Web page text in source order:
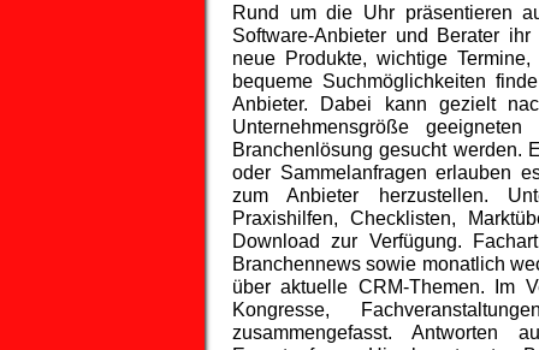
Rund um die Uhr präsentieren
Software-Anbieter und Berater
neue Produkte, wichtige
bequeme Suchmöglichkeiten
Anbieter. Dabei kann gezielt
Unternehmensgröße
Branchenlösung gesucht werden.
oder Sammelanfragen erlauben
zum Anbieter herzustellen.
Praxishilfen, Checklisten,
Download zur Verfügung.
Branchennews sowie monatlich
über aktuelle CRM-Themen. Im
Kongresse,
zusammengefasst.